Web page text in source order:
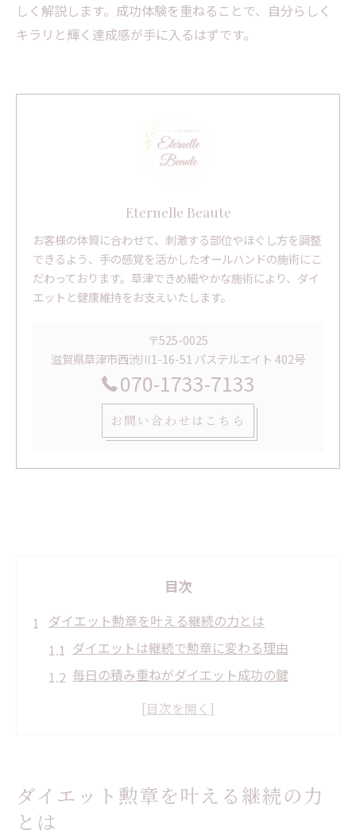
しく解説します。成功体験を重ねることで、自分らしく
キラリと輝く達成感が手に入るはずです。
Eternelle Beaute
お客様の体質に合わせて、刺激する部位やほぐし方を調整
できるよう、手の感覚を活かしたオールハンドの施術にこ
だわっております。草津できめ細やかな施術により、ダイ
エットと健康維持をお支えいたします。
〒525-0025
滋賀県草津市西渋川1-16-51 パステルエイト 402号
070-1733-7133
お問い合わせはこちら
目次
ダイエット勲章を叶える継続の力とは
ダイエットは継続で勲章に変わる理由
毎日の積み重ねがダイエット成功の鍵
やめずに続けるための心構えと工夫
小さな達成感がダイエット成功の鍵に
ダイエット中の小さな成功体験の意味
ダイエット勲章を叶える継続の力
とは